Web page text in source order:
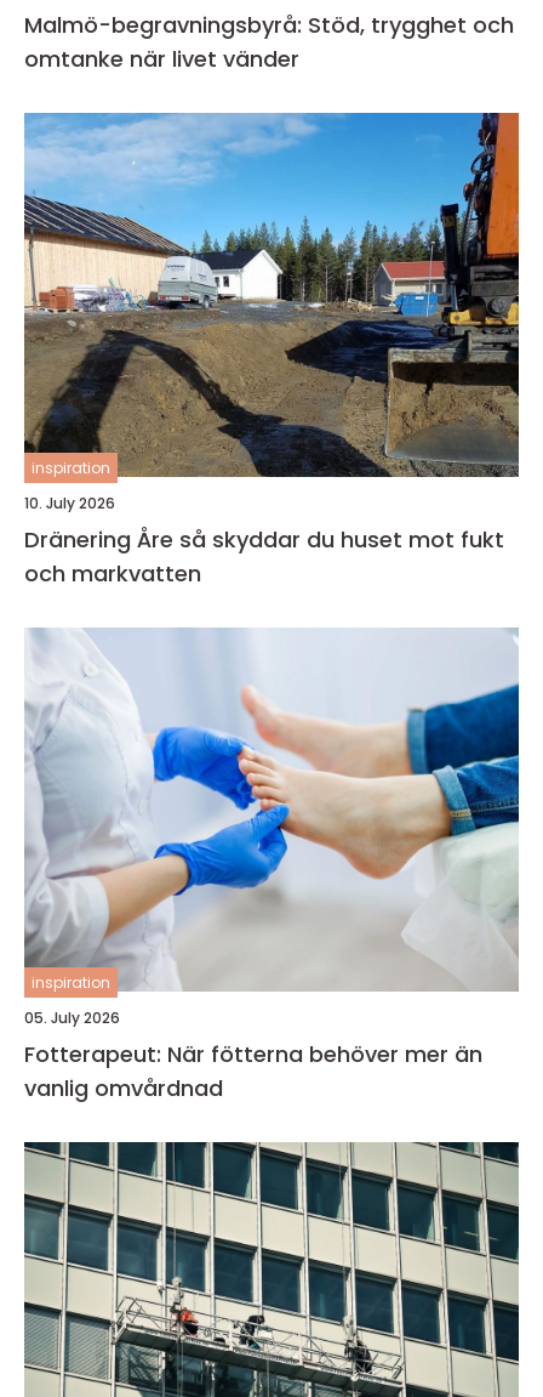
Malmö-begravningsbyrå: Stöd, trygghet och
omtanke när livet vänder
inspiration
10. July 2026
Dränering Åre så skyddar du huset mot fukt
och markvatten
inspiration
05. July 2026
Fotterapeut: När fötterna behöver mer än
vanlig omvårdnad